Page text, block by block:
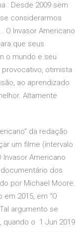
: Desde 2009 sem
considerarmos
O Invasor Americano
que seus
o mundo e seu
otimista
ao aprendizado
Altamente
da redação
um filme (intervalo
Americano
dos
por Michael Moore.
2015, em “O
Tal argumento se
quando o 1 Jun 2019